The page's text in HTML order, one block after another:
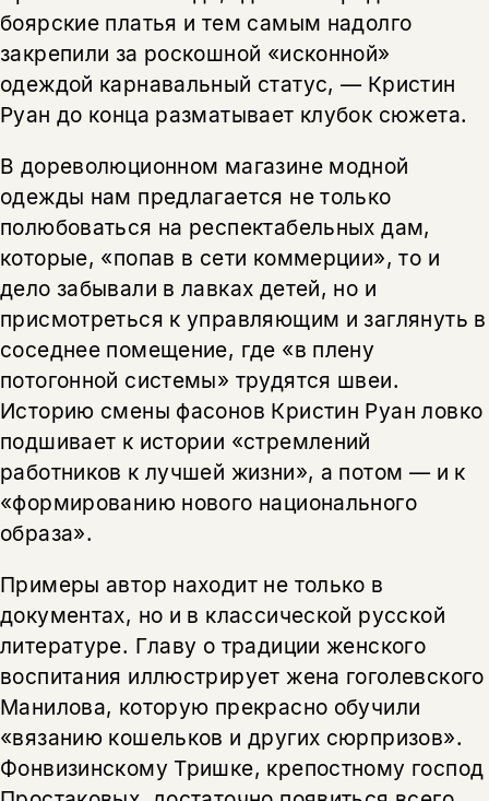
боярские платья и тем самым надолго
закрепили за роскошной «исконной»
одеждой карнавальный статус, — Кристин
Руан до конца разматывает клубок сюжета.
В дореволюционном магазине модной
одежды нам предлагается не только
полюбоваться на респектабельных дам,
которые, «попав в сети коммерции», то и
дело забывали в лавках детей, но и
присмотреться к управляющим и заглянуть в
соседнее помещение, где «в плену
потогонной системы» трудятся швеи.
Историю смены фасонов Кристин Руан ловко
подшивает к истории «стремлений
работников к лучшей жизни», а потом — и к
«формированию нового национального
образа».
Примеры автор находит не только в
документах, но и в классической русской
литературе. Главу о традиции женского
воспитания иллюстрирует жена гоголевского
Манилова, которую прекрасно обучили
«вязанию кошельков и других сюрпризов».
Фонвизинскому Тришке, крепостному господ
нет, вернуться назад